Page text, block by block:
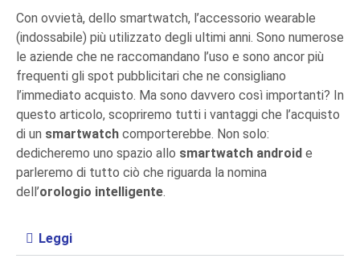
Con ovvietà, dello smartwatch, l’accessorio wearable
(indossabile) più utilizzato degli ultimi anni. Sono numerose
le aziende che ne raccomandano l’uso e sono ancor più
frequenti gli spot pubblicitari che ne consigliano
l’immediato acquisto. Ma sono davvero così importanti? In
questo articolo, scopriremo tutti i vantaggi che l’acquisto
di un smartwatch comporterebbe. Non solo:
dedicheremo uno spazio allo smartwatch android e
parleremo di tutto ciò che riguarda la nomina
dell’orologio intelligente.
Leggi